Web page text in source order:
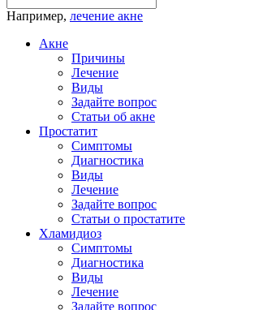
Например, лечение акне
Акне
Причины
Лечение
Виды
Задайте вопрос
Статьи об акне
Простатит
Симптомы
Диагностика
Виды
Лечение
Задайте вопрос
Статьи о простатите
Хламидиоз
Симптомы
Диагностика
Виды
Лечение
Задайте вопрос